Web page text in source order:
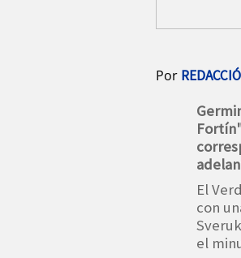
Por
El
con
el